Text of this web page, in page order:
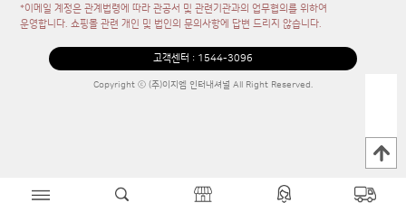
*이메일 계정은 관계법령에 따라 관공서 및 관련기관과의 업무협의를 위하여
운영합니다. 쇼핑몰 관련 개인 및 법인의 문의사항에 답변 드리지 않습니다.
고객센터 : 1544-3096
Copyright ⓒ (주)이지엠 인터내셔널 All Right Reserved.